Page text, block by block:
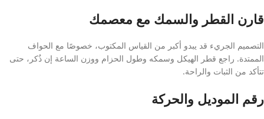
قارن القطر والسمك مع معصمك
التصميم الجريء قد يبدو أكبر من القياس المكتوب، خصوصًا مع الحواف
الممتدة. راجع قطر الهيكل وسمكه وطول الحزام ووزن الساعة إن ذُكر، حتى
تتأكد من الثبات والراحة.
رقم الموديل والحركة